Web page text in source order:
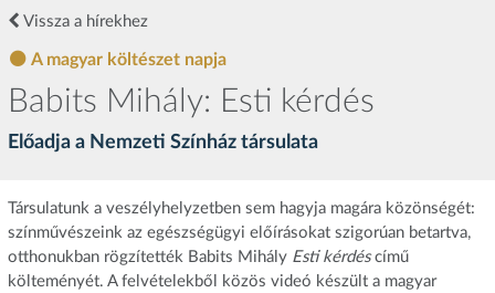
Vissza a hírekhez
A magyar költészet napja
Babits Mihály: Esti kérdés
Előadja a Nemzeti Színház társulata
Társulatunk a veszélyhelyzetben sem hagyja magára közönségét:
színművészeink az egészségügyi előírásokat szigorúan betartva,
otthonukban rögzítették Babits Mihály Esti kérdéscímű
költeményét. A felvételekből közös videó készült a magyar